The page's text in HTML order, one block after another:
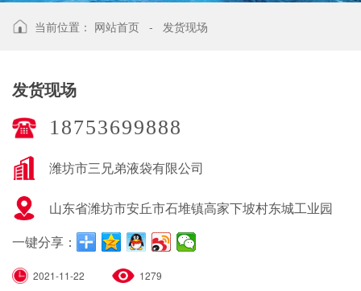
当前位置： 网站首页 - 发货现场
发货现场
18753699888
潍坊市三兄弟液袋有限公司
山东省潍坊市安丘市石堆镇高家下坡村东城工业园
一键分享：
2021-11-22 1279